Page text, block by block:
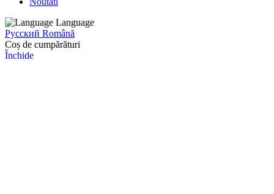
Language
Русский Română
Coș de cumpărături
Închide